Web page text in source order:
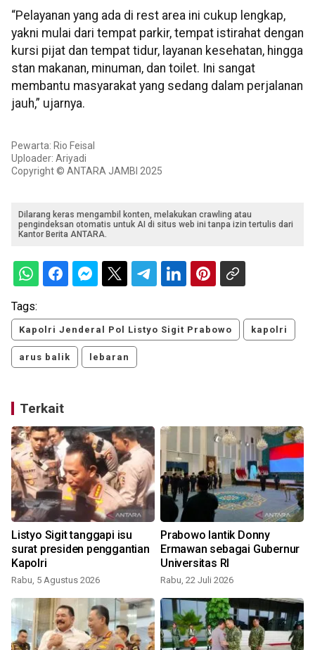
“Pelayanan yang ada di rest area ini cukup lengkap,
yakni mulai dari tempat parkir, tempat istirahat dengan
kursi pijat dan tempat tidur, layanan kesehatan, hingga
stan makanan, minuman, dan toilet. Ini sangat
membantu masyarakat yang sedang dalam perjalanan
jauh,” ujarnya.
Pewarta: Rio Feisal
Uploader: Ariyadi
Copyright © ANTARA JAMBI 2025
Dilarang keras mengambil konten, melakukan crawling atau
pengindeksan otomatis untuk AI di situs web ini tanpa izin tertulis dari
Kantor Berita ANTARA.
Tags:
Kapolri Jenderal Pol Listyo Sigit Prabowo kapolri
arus balik lebaran
Terkait
Listyo Sigit tanggapi isu
surat presiden penggantian
Kapolri
Rabu, 5 Agustus 2026
Prabowo lantik Donny
Ermawan sebagai Gubernur
Universitas RI
Rabu, 22 Juli 2026